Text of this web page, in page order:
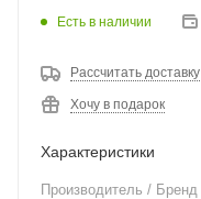
Есть в наличии
Рассчитать доставку
Хочу в подарок
Характеристики
Производитель / Бренд